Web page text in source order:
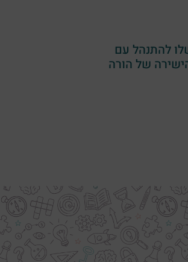
להתנהל עם
של הורה